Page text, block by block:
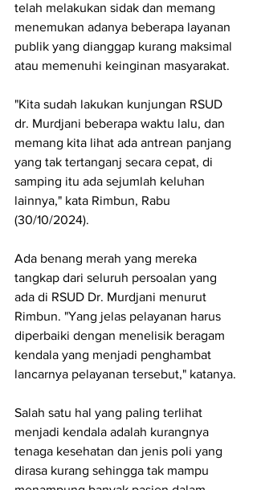
telah melakukan sidak dan memang
menemukan adanya beberapa layanan
publik yang dianggap kurang maksimal
atau memenuhi keinginan masyarakat.
"Kita sudah lakukan kunjungan RSUD
dr. Murdjani beberapa waktu lalu, dan
memang kita lihat ada antrean panjang
yang tak tertanganj secara cepat, di
samping itu ada sejumlah keluhan
lainnya," kata Rimbun, Rabu
(30/10/2024).
Ada benang merah yang mereka
tangkap dari seluruh persoalan yang
ada di RSUD Dr. Murdjani menurut
Rimbun. "Yang jelas pelayanan harus
diperbaiki dengan menelisik beragam
kendala yang menjadi penghambat
lancarnya pelayanan tersebut," katanya.
Salah satu hal yang paling terlihat
menjadi kendala adalah kurangnya
tenaga kesehatan dan jenis poli yang
dirasa kurang sehingga tak mampu